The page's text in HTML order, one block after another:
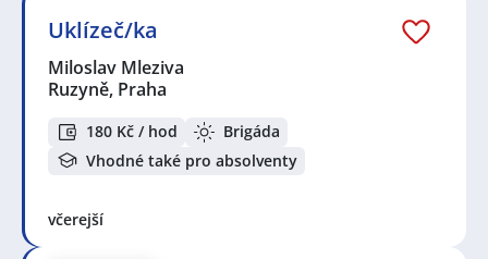
Uklízeč/ka
Miloslav Mleziva
Ruzyně, Praha
180 Kč / hod
Brigáda
Vhodné také pro absolventy
včerejší